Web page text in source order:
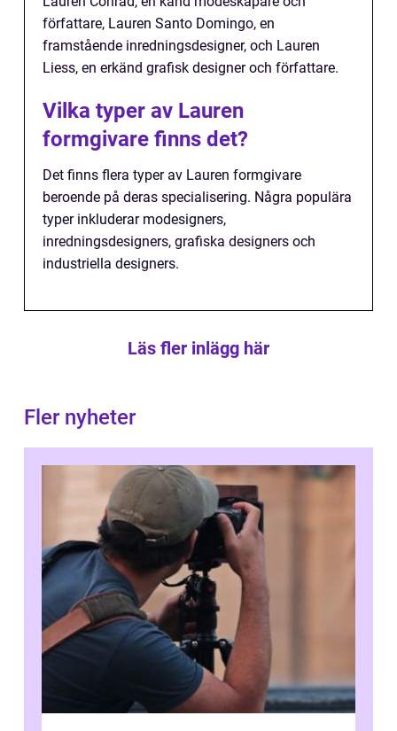
författare, Lauren Santo Domingo, en
framstående inredningsdesigner, och Lauren
Liess, en erkänd grafisk designer och författare.
Vilka typer av Lauren
formgivare finns det?
Det finns flera typer av Lauren formgivare
beroende på deras specialisering. Några populära
typer inkluderar modesigners,
inredningsdesigners, grafiska designers och
industriella designers.
Läs fler inlägg här
Fler nyheter